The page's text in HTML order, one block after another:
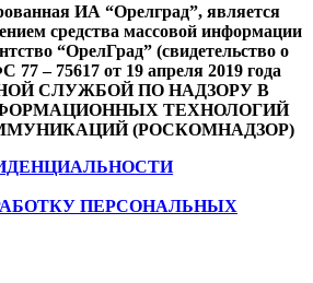
ИА “Орелград”, является
средства массовой информации
“ОрелГрад” (свидетельство о
– 75617 от 19 апреля 2019 года
СЛУЖБОЙ ПО НАДЗОРУ В
ТЕХНОЛОГИЙ
(РОСКОМНАДЗОР)
ПЕРСОНАЛЬНЫХ